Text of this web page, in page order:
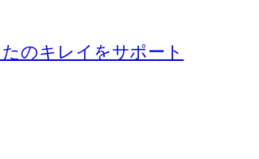
のキレイをサポート